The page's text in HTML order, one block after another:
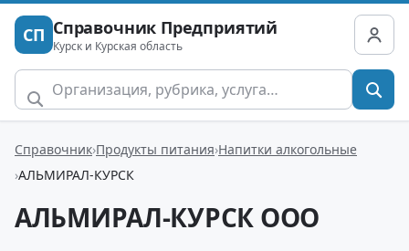
СП Справочник Предприятий
Курск и Курская область
Справочник Продукты питания Напитки алкогольные
АЛЬМИРАЛ-КУРСК
АЛЬМИРАЛ-КУРСК ООО